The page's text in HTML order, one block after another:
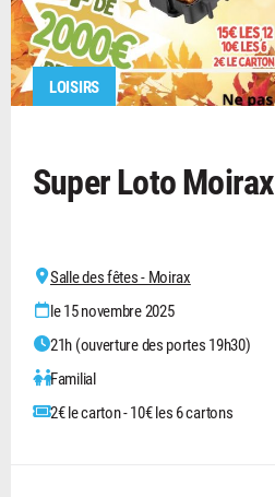
LOISIRS
Super Loto Moirax
Salle des fêtes - Moirax
le 15 novembre 2025
21h (ouverture des portes 19h30)
Familial
2€ le carton - 10€ les 6 cartons